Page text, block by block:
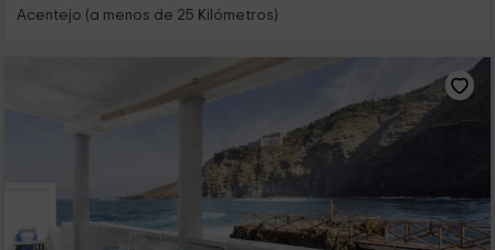
Acentejo (a menos de 25 Kilómetros)